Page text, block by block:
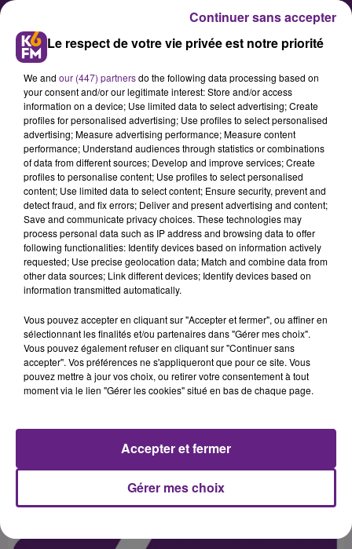
Justice : la communauté de
Beaune récupère près de 2
millions d'euros de l'à?tat
Opposée à l'àtat dans une affaire
de compensation financière des
établissements publics, la
Beaune a été reconnue victime de
l'àtat pour des ponctions de près de
2 millions d'euros dans son budget.
C'est la fin d'une bataille juridique
Publié : 6 juin 2016 à 5h26 par 45
Le respect de votre vie privée est notre priorité
We and our (447) partnersdo the following data processing based on
your consent and/or our legitimate interest: Store and/or access
information on a device; Use limited data to select advertising; Create
profiles for personalised advertising; Use profiles to select personalised
advertising; Measure advertising performance; Measure content
performance; Understand audiences through statistics or combinations
of data from different sources; Develop and improve services; Create
profiles to personalise content; Use profiles to select personalised
content; Use limited data to select content; Ensure security, prevent and
detect fraud, and fix errors; Deliver and present advertising and content;
Save and communicate privacy choices. These technologies may
process personal data such as IP address and browsing data to offer
following functionalities: Identify devices based on information actively
requested; Use precise geolocation data; Match and combine data from
other data sources; Link different devices; Identify devices based on
information transmitted automatically.
Vous pouvez accepter en cliquant sur "Accepter et fermer", ou affiner en
sélectionnant les finalités et/ou partenaires dans "Gérer mes choix".
Vous pouvez également refuser en cliquant sur "Continuer sans
accepter". Vos préférences ne s'appliqueront que pour ce site. Vous
pouvez mettre à jour vos choix, ou retirer votre consentement à tout
moment via le lien "Gérer les cookies" situé en bas de chaque page.
Gérer mes choix
Accepter et fermer
Continuer sans accepter